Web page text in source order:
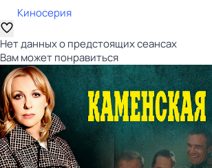
Киносерия
Нет данных о предстоящих сеансах
Вам может понравиться